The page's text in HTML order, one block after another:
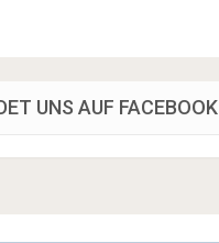
UNS AUF FACEBOOK